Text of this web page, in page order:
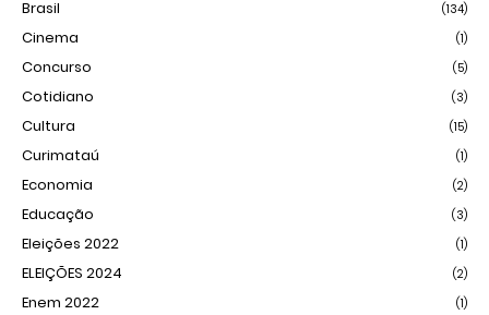
Brasil (134)
Cinema (1)
Concurso (5)
Cotidiano (3)
Cultura (15)
Curimataú (1)
Economia (2)
Educação (3)
Eleições 2022 (1)
ELEIÇÕES 2024 (2)
Enem 2022 (1)